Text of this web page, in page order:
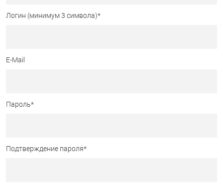
Логин (минимум 3 символа)*
E-Mail
Пароль*
Подтверждение пароля*